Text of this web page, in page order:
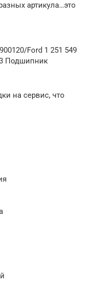
артикула…это
Ford 1 251 549
Подшипник
на сервис, что